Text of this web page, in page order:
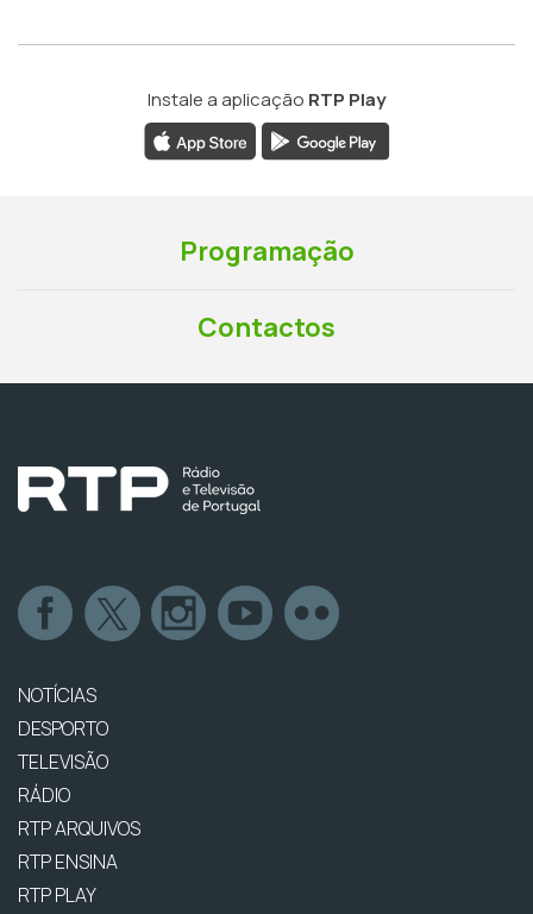
Instale a aplicação RTP Play
Programação
Contactos
NOTÍCIAS
DESPORTO
TELEVISÃO
RÁDIO
RTP ARQUIVOS
RTP ENSINA
RTP PLAY